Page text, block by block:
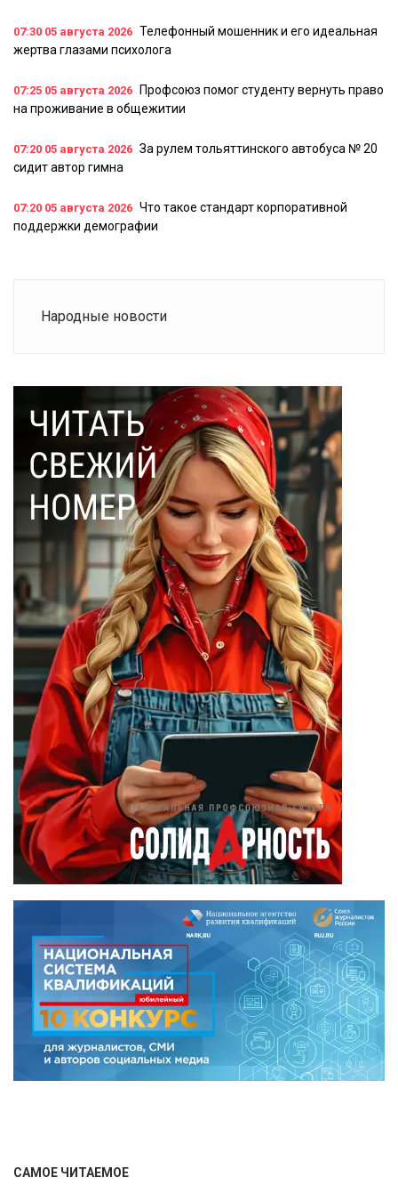
07:30 05 августа 2026 Телефонный мошенник и его идеальная
жертва глазами психолога
07:25 05 августа 2026
Профсоюз помог студенту вернуть право
на проживание в общежитии
07:20 05 августа 2026 За рулем тольяттинского автобуса № 20
сидит автор гимна
07:20 05 августа 2026 Что такое стандарт корпоративной
поддержки демографии
Народные новости
САМОЕ ЧИТАЕМОЕ